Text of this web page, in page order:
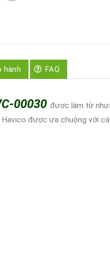
hành FAQ
00030 được làm từ
được ưa chuộng với